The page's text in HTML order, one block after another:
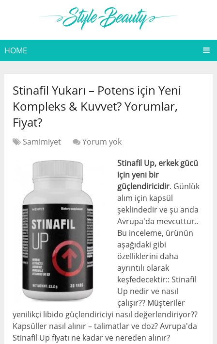
HOME
Stinafil Yukarı – Potens için Yeni
Kompleks & Kuvvet? Yorumlar,
Fiyat?
Samimiyet
Yorum yok
Stinafil Up, erkek gücü
için yeni bir
güçlendiricidir. Günlük
alım için kapsül
şeklindedir ve şu anda
Avrupa'da mevcuttur..
Bu inceleme, ürünün
aşağıdaki gibi
özelliklerini daha
ayrıntılı olarak
keşfedecektir:: Stinafil
Up nedir ve nasıl
çalışır?? Müşteriler
yenilikçi libido güçlendiriciyi nasıl değerlendiriyor??
Kapsüller nasıl alınır – talimatlar ve doz? Avrupa'da
Stinafil Up fiyatı ne kadar ve nereden alınır?